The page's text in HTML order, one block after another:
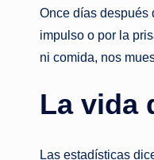
Once días después
impulso o por la
ni comida, nos
La vida
Las estadísticas